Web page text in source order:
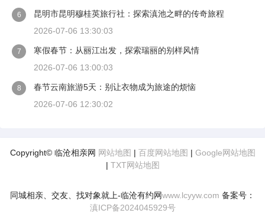
6
昆明市昆明穆桂英旅行社：探索滇池之畔的传奇旅程
2026-07-06 13:30:03
7
寒假春节：从丽江出发，探索瑞丽的别样风情
2026-07-06 13:00:03
8
春节云南旅游5天：别让衣物成为旅途的烦恼
2026-07-06 12:30:02
Copyright© 临沧相亲网 网站地图 | 百度网站地图 | Google网站地图
| TXT网站地图
同城相亲、交友、找对象就上-临沧有约网www.lcyyw.com 备案号：
滇ICP备2024045929号